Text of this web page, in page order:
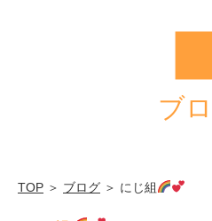
ブ
TOP ＞ ブログ ＞ にじ組